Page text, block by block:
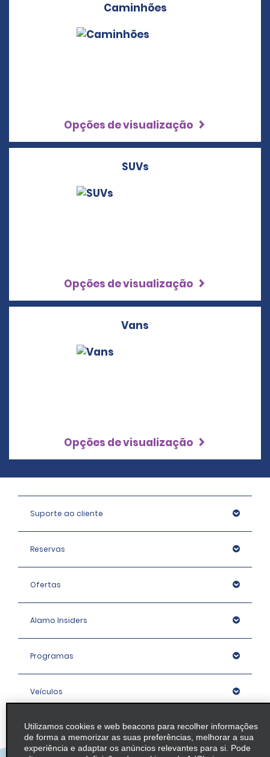
Caminhões
Opções de visualização
SUVs
Opções de visualização
Vans
Opções de visualização
Suporte ao cliente
Reservas
Ofertas
Alamo Insiders
Programas
Veículos
Agências
Utilizamos cookies e web beacons para recolher informações
de forma a memorizar as suas preferências, melhorar a sua
experiência e adaptar os anúncios relevantes para si. Pode